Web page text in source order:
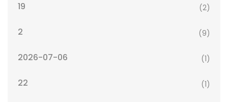
19 (2)
2 (9)
2026-07-06 (1)
22 (1)